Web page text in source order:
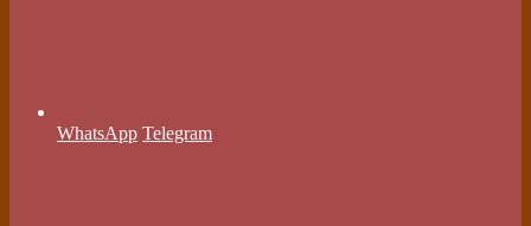
WhatsApp Telegram